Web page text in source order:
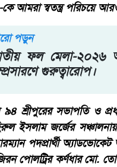
আমরা স্বতন্ত্র পরিচয়ে
পড়ুন
ফল মেলা-২০২৬
গুরুত্বারোপ।
৯৪ শ্রীপুরের সভাপতি ও
ইসলাম জর্জের
পদপ্রার্থী
পোলট্রির কর্ণধার মো.